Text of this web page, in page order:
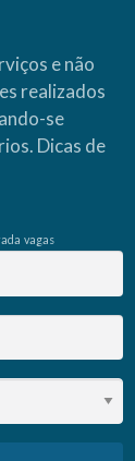
e não
realizados
se
Dicas de
vagas